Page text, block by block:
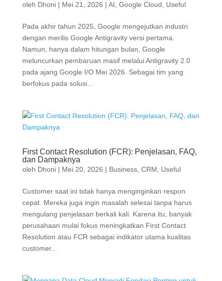
oleh Dhoni| Mei 21, 2026 | AI Google Cloud Useful
Pada akhir tahun 2025, Google mengejutkan industri
dengan merilis Google Antigravity versi pertama.
Namun, hanya dalam hitungan bulan, Google
meluncurkan pembaruan masif melalui Antigravity 2.0
pada ajang Google I/O Mei 2026. Sebagai tim yang
berfokus pada solusi...
First Contact Resolution (FCR): Penjelasan, FAQ,
dan Dampaknya
oleh Dhoni| Mei 20, 2026 | Business, CRM Useful
Customer saat ini tidak hanya menginginkan respon
cepat. Mereka juga ingin masalah selesai tanpa harus
mengulang penjelasan berkali kali. Karena itu, banyak
perusahaan mulai fokus meningkatkan First Contact
Resolution atau FCR sebagai indikator utama kualitas
customer...